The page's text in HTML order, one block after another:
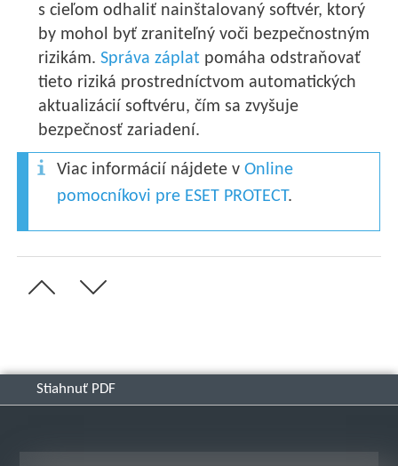
s cieľom odhaliť nainštalovaný softvér, ktorý
by mohol byť zraniteľný voči bezpečnostným
rizikám.Správa záplat pomáha odstraňovať
tieto riziká prostredníctvom automatických
aktualizácií softvéru, čím sa zvyšuje
bezpečnosť zariadení.
Viac informácií nájdete vOnline
pomocníkovi pre ESET PROTECT.
Stiahnuť PDF